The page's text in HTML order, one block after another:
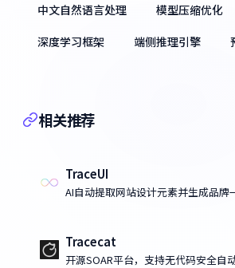
中文自然语言处理 模型压缩优化
深度学习框架
端侧推理引擎
相关推荐
TraceUI
AI自动提取网站设计元素并生成品牌
Tracecat
开源SOAR平台，支持无代码安全自